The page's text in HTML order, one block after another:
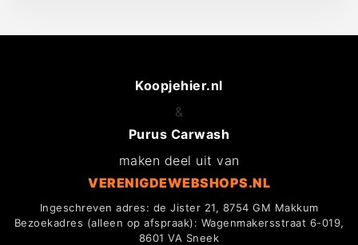
Koopjehier.nl
&
Purus Carwash
maken deel uit van
VERENIGDEWEBSHOPS.NL
Ingeschreven adres: de Jister 21, 8754 GM Makkum
Bezoekadres (alleen op afspraak): Wagenmakersstraat 6-019,
8601 VA Sneek